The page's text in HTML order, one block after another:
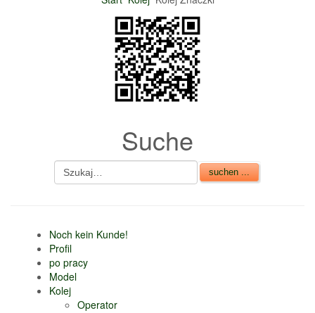
Verkaufsbetrag an
Gebühren je Inserat
CSV Import
Suche
Noch kein Kunde!
Profil
po pracy
Model
Kolej
Operator